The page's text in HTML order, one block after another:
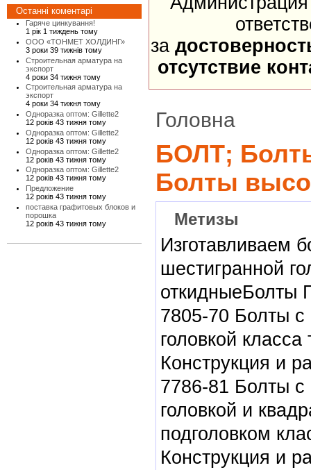
Останні коментарі
Гаряче цинкування!
1 рік 1 тиждень тому
ООО «ТОНМЕТ ХОЛДИНГ»
3 роки 39 тижнів тому
Строительная арматура на
экспорт
4 роки 34 тижня тому
Строительная арматура на
экспорт
4 роки 34 тижня тому
Одноразка оптом: Gillette2
12 років 43 тижня тому
Одноразка оптом: Gillette2
12 років 43 тижня тому
Одноразка оптом: Gillette2
12 років 43 тижня тому
Одноразка оптом: Gillette2
12 років 43 тижня тому
Предложение
12 років 43 тижня тому
поставка графитовых блоков и
порошка
12 років 43 тижня тому
за
отсутствие
Головна
БОЛТ;
Болты
Метизы
Изготавливаем
шестигранной
7805-70 Болты с
головкой класса
Конструкция и
7786-81 Болты с
головкой и
подголовком
Конструкция и